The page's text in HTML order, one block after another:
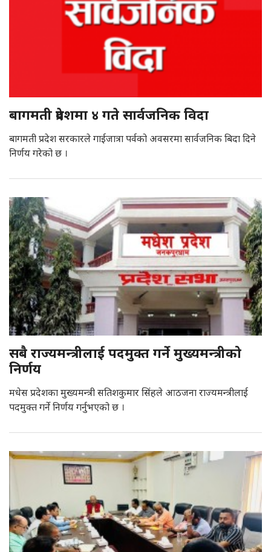
बागमती प्रदेशमा ४ गते सार्वजनिक विदा
बागमती प्रदेश सरकारले गाईजात्रा पर्वको अवसरमा सार्वजनिक बिदा दिने
निर्णय गरेको छ ।
सबै राज्यमन्त्रीलाई पदमुक्त गर्ने मुख्यमन्त्रीको
निर्णय
मधेस प्रदेशका मुख्यमन्त्री सतिशकुमार सिंहले आठजना राज्यमन्त्रीलाई
पदमुक्त गर्ने निर्णय गर्नुभएको छ ।